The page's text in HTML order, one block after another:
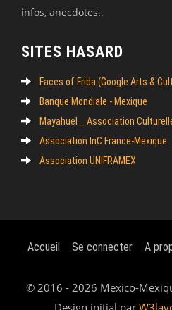
infos, anecdotes..
SITES HASARD
Faces of Frida (Google Arts &
Banque Mondiale - Mexique
Mayahuel _ Association
Association InC France-Mexique
Association UNIFRAMEX
Accueil Se connecter A
© 2016 - 2026 Mexico-